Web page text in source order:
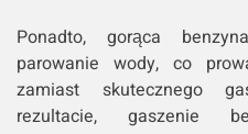
Ponadto, gorąca
parowanie wody, co
zamiast skutecznego
rezultacie, gaszenie